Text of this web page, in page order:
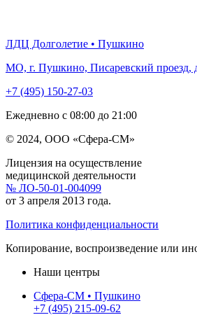
ЛДЦ Долголетие • Пушкино
МО, г. Пушкино, Писаревский проезд,
+7 (495) 150-27-03
Ежедневно с 08:00 до 21:00
© 2024, ООО «Сфера-СМ»
Лицензия на осуществление
медицинской деятельности
№ ЛО-50-01-004099
от 3 апреля 2013 года.
Политика конфиденциальности
Копирование, воспроизведение или
Наши центры
Сфера-СМ • Пушкино
+7 (495) 215-09-62